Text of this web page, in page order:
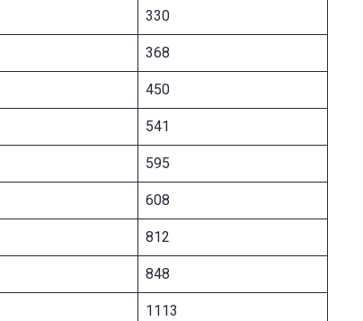
330
368
450
541
595
608
812
848
1113